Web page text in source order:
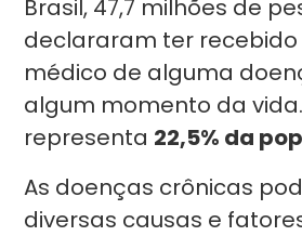
Brasil, 47,7 milhões de
declararam ter
médico de alguma
algum momento da vida.
representa 22,5% da
As doenças crônicas
diversas causas e